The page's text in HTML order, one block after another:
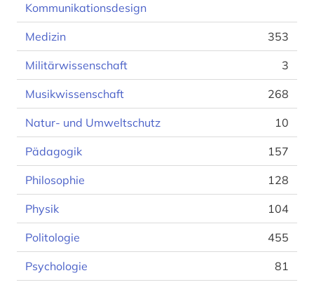
Kommunikationsdesign
Medizin 353
Militärwissenschaft 3
Musikwissenschaft 268
Natur- und Umweltschutz 10
Pädagogik 157
Philosophie 128
Physik 104
Politologie 455
Psychologie 81